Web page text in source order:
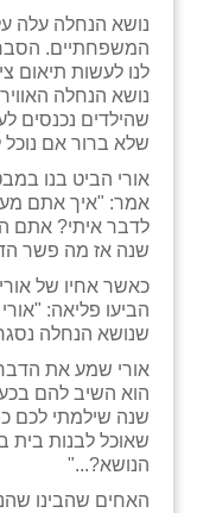
נושא הנחלה עלה
המשפחתיים.
לנו לעשות תיאום
נושא הנחלה
שהילדים נכנסים
שלא ברור אם
אורי הביט בנו
אמר: "איך אתם
לדבר איתי? אתם
שנה אז מה פשר
כאשר אחיו של
הביעו פליאה:
שנושא הנחלה
אורי שמע את
הוא השיב להם
שנה שילמתי לכם
שאוכל לבנות
הנושא?..."
האחים שהבינו